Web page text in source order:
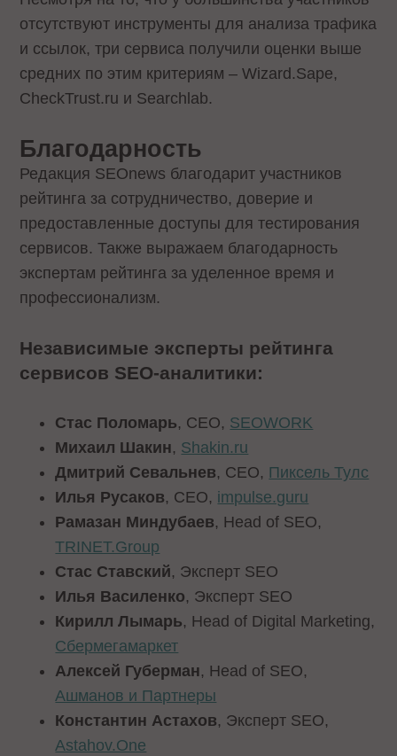
отсутствуют инструменты для анализа трафика
и ссылок, три сервиса получили оценки выше
средних по этим критериям – Wizard.Sape,
CheckTrust.ru и Searchlab.
Благодарность
Редакция SEOnews благодарит участников
рейтинга за сотрудничество, доверие и
предоставленные доступы для тестирования
сервисов. Также выражаем благодарность
экспертам рейтинга за уделенное время и
профессионализм.
Независимые эксперты рейтинга
сервисов SEO-аналитики:
Стас Поломарь, CEO, SEOWORK
Михаил Шакин, Shakin.ru
Дмитрий Севальнев, CEO, Пиксель Тулс
Илья Русаков, CEO, impulse.guru
Рамазан Миндубаев, Head of SEO,
TRINET.Group
Стас Ставский, Эксперт SEO
Илья Василенко, Эксперт SEO
Кирилл Лымарь, Head of Digital Marketing,
Сбермегамаркет
Алексей Губерман, Head of SEO,
Ашманов и Партнеры
Константин Астахов, Эксперт SEO,
Astahov.One